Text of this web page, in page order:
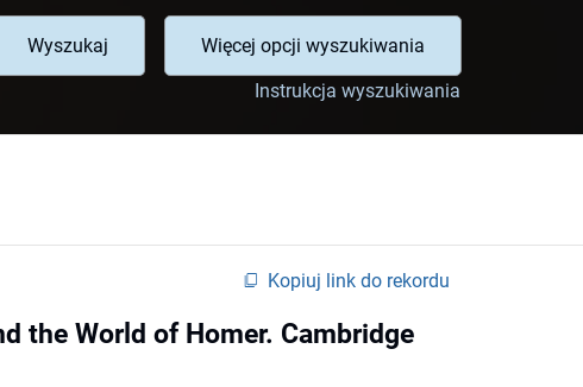
Wyszukaj
Więcej opcji wyszukiwania
Instrukcja wyszukiwania
Kopiuj link do rekordu
the World of Homer. Cambridge